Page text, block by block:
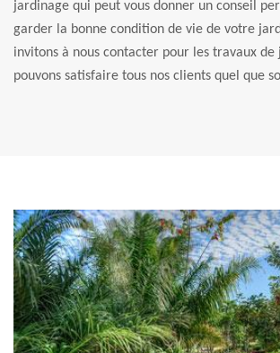
jardinage qui peut vous donner un conseil
garder la bonne condition de vie de votre
invitons à nous contacter pour les travaux de
pouvons satisfaire tous nos clients quel que